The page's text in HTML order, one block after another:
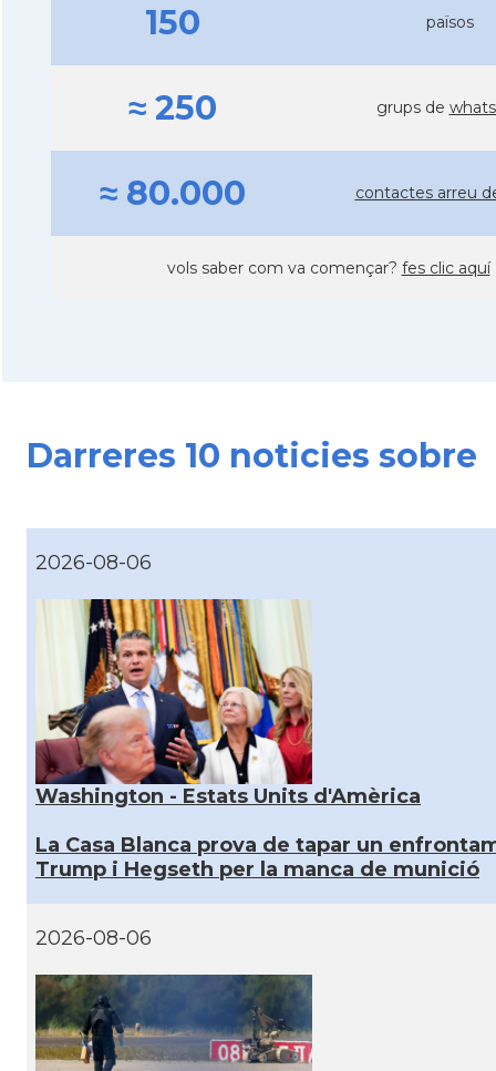
150 països
≈ 250 grups de
≈ 80.000 contactes arreu
vols saber com va començar? fes clic aquí
Darreres 10 noticies sobre
2026-08-06
Washington - Estats Units d'Amèrica
La Casa Blanca prova de tapar un
Trump i Hegseth per la manca de munició
2026-08-06